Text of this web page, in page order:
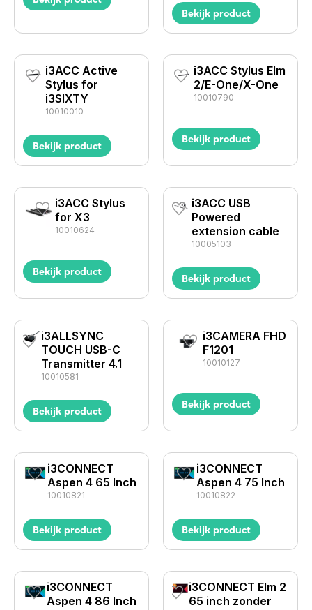
Bekijk product
i3ACC Active
Stylus for
i3SIXTY
10010010
Bekijk product
i3ACC Stylus Elm
2/E-One/X-One
10010790
Bekijk product
i3ACC Stylus
for X3
10010624
Bekijk product
i3ACC USB
Powered
extension cable
10005103
Bekijk product
i3ALLSYNC
TOUCH USB-C
Transmitter 4.1
10010581
Bekijk product
i3CAMERA FHD
F1201
10010127
Bekijk product
i3CONNECT
Aspen 4 65 Inch
10010821
Bekijk product
i3CONNECT
Aspen 4 75 Inch
10010822
Bekijk product
i3CONNECT
Aspen 4 86 Inch
i3CONNECT Elm 2
65 inch zonder